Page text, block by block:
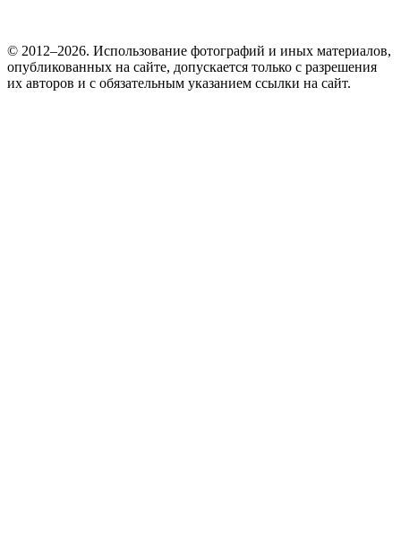
© 2012–2026. Использование фотографий и иных материалов,
опубликованных на сайте, допускается только с разрешения
их авторов и c обязательным указанием ссылки на сайт.